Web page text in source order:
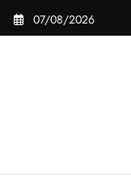
Saltar
07/08/2026